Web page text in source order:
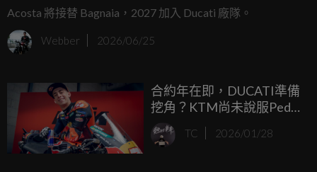
Acosta 將接替 Bagnaia，2027 加入 Ducati 廠隊。
Webber 2026/06/25
合約年在即，DUCATI準備
挖角？KTM尚未說服Pedro
Acosta續留：我們做的還
不夠... ...
TC 2026/01/28